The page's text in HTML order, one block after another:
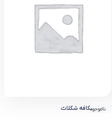
کوکی نسکافه شکلات
ناموجود